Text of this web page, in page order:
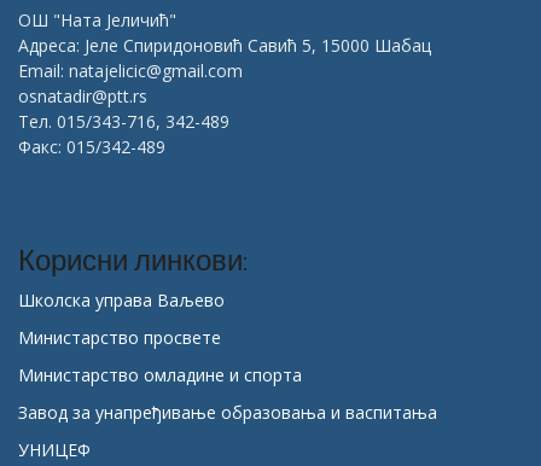
ОШ "Ната Јеличић"
Адреса: Јеле Спиридоновић Савић 5, 15000 Шабац
Email: natajelicic@gmail.com
osnatadir@ptt.rs
Тел. 015/343-716, 342-489
Факс: 015/342-489
Корисни линкови:
Школска управа Ваљево
Министарство просвете
Министарство омладине и спорта
Завод за унапређивање образовања и васпитања
УНИЦЕФ